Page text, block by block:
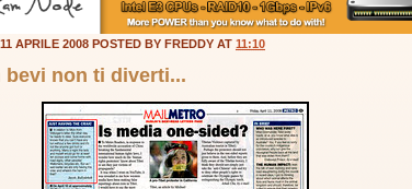
APRILE 2008 POSTED BY FREDDY AT 11:10
bevi non ti diverti...